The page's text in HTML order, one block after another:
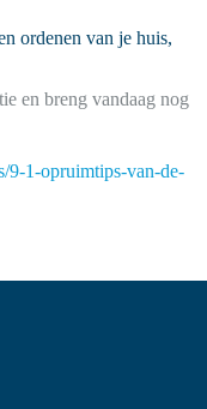
ordenen van je huis,
en breng vandaag nog
9-1-opruimtips-van-de-